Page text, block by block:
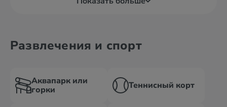
Развлечения и спорт
Аквапарк или
горки
Теннисный корт